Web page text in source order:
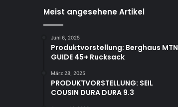
Meist angesehene Artikel
Juni 6, 2025
Produktvorstellung: Berghaus MTN
GUIDE 45+ Rucksack
März 28, 2025
PRODUKTVORSTELLUNG: SEIL
COUSIN DURA DURA 9.3